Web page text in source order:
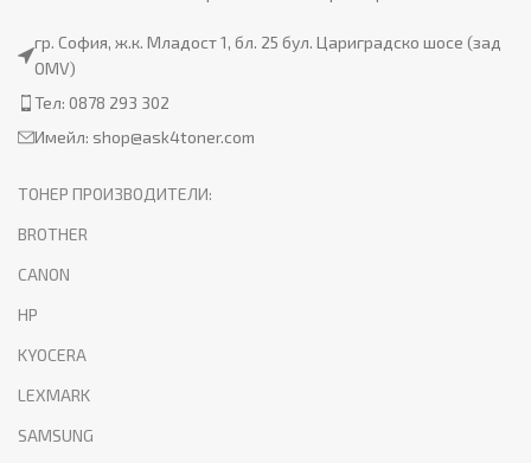
гр. София, ж.к. Младост 1, бл. 25 бул. Цариградско шосе (зад
OMV)
Тел: 0878 293 302
Имейл: shop@ask4toner.com
ТОНЕР ПРОИЗВОДИТЕЛИ:
BROTHER
CANON
HP
KYOCERA
LEXMARK
SAMSUNG